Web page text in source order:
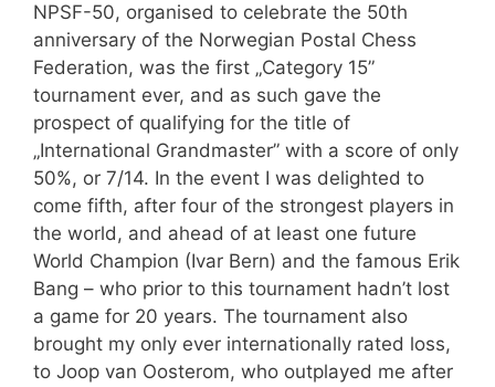
NPSF-50, organised to celebrate the 50th
anniversary of the Norwegian Postal Chess
Federation, was the first „Category 15”
tournament ever, and as such gave the
prospect of qualifying for the title of
„International Grandmaster” with a score of only
50%, or 7/14. In the event I was delighted to
come fifth, after four of the strongest players in
the world, and ahead of at least one future
World Champion (Ivar Bern) and the famous Erik
Bang – who prior to this tournament hadn’t lost
a game for 20 years. The tournament also
brought my only ever internationally rated loss,
to Joop van Oosterom, who outplayed me after